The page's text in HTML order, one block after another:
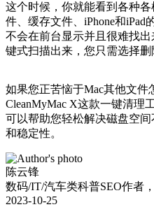
这个时候，你就能看到各种
件、缓存文件、iPhone和iPad
不会在前台显示并且很难找
键式扫描出来，您只需选择删
如果您正苦恼于Mac其他文
CleanMyMac X这款一键清理
可以帮助您轻松解决磁盘空
和稳定性。
陈云锋
数码/IT/汽车类科普SEO作者
2023-10-25